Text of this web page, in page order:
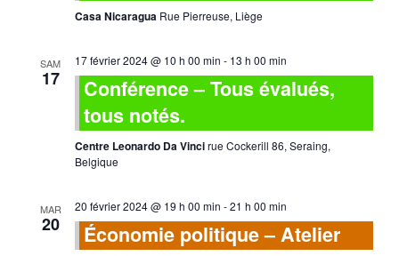
Casa Nicaragua Rue Pierreuse, Liège
SAM
17
17 février 2024 @ 10 h 00 min - 13 h 00 min
Conférence – Tous évalués,
tous notés.
Centre Leonardo Da Vincirue Cockerill 86, Seraing,
Belgique
MAR
20
20 février 2024 @ 19 h 00 min -21 h 00 min
Économie politique – Atelier